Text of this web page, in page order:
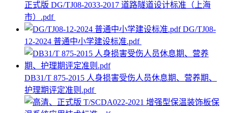
正式版 DG/TJ08-2033-2017 道路隧道设计标准（上海
市）.pdf
DG/TJ08-
12-2024 普通中小学建设标准.pdf
DB31/T 875-2015 人身损害受伤人员休息期、营养期、
护理期评定准则.pdf